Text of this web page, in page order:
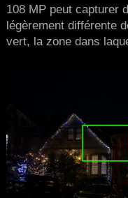
108 MP peut capturer
légèrement différente
vert, la zone dans